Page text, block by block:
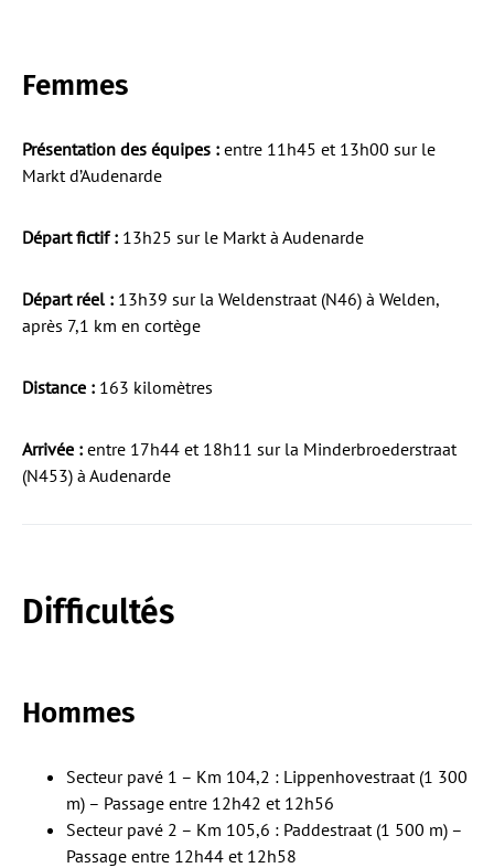
Femmes
Présentation des équipes : entre 11h45 et 13h00 sur le
Markt d’Audenarde
Départ fictif : 13h25 sur le Markt à Audenarde
Départ réel : 13h39 sur la Weldenstraat (N46) à Welden,
après 7,1 km en cortège
Distance : 163 kilomètres
Arrivée : entre 17h44 et 18h11 sur la Minderbroederstraat
(N453) à Audenarde
Difficultés
Hommes
Secteur pavé 1 – Km 104,2 : Lippenhovestraat (1 300
m) – Passage entre 12h42 et 12h56
Secteur pavé 2 – Km 105,6 : Paddestraat (1 500 m) –
Passage entre 12h44 et 12h58